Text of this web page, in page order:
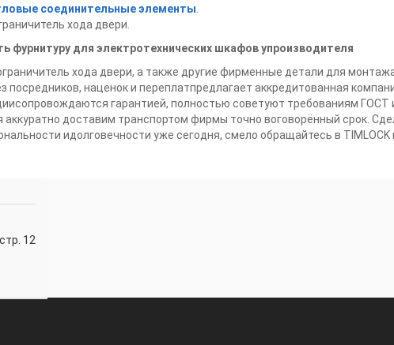
соединительные элементы
хода двери.
фурнитуру для электротехнических шкафов упроизводителя
хода двери, а также другие фирменные детали для
посредников, наценок и переплатпредлагает аккредитованная
гарантией, полностью советуют требованиям
аккуратно доставим транспортом фирмы точно воговорённый срок.
идолговечности уже сегодня, смело обращайтесь в TIMLOCK
12